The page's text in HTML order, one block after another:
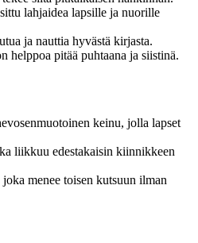
lahjaidea lapsille ja nuorille
ja nauttia hyvästä kirjasta.
helppoa pitää puhtaana ja siistinä.
keinu, jolla lapset
liikkuu edestakaisin kiinnikkeen
menee toisen kutsuun ilman